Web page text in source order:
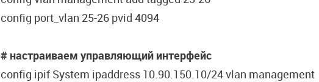
config port_vlan 25-26 pvid 4094
# настраиваем управляющий интерфейс
config ipif System ipaddress 10.90.150.10/24 vlan management